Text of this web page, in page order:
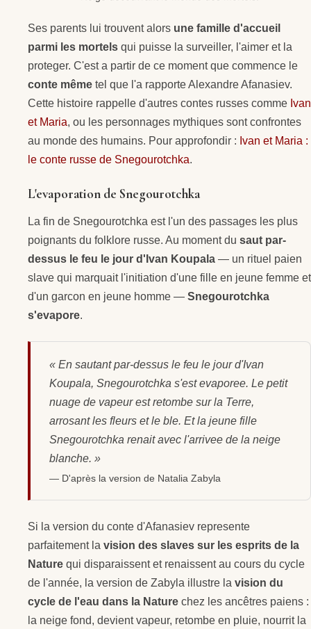
Ses parents lui trouvent alors une famille d'accueil
parmi les mortels qui puisse la surveiller, l'aimer et la
proteger. C'est a partir de ce moment que commence le
conte même tel que l'a rapporte Alexandre Afanasiev.
Cette histoire rappelle d'autres contes russes comme Ivan
et Maria, ou les personnages mythiques sont confrontes
au monde des humains. Pour approfondir : Ivan et Maria :
le conte russe de Snegourotchka.
L'evaporation de Snegourotchka
La fin de Snegourotchka est l'un des passages les plus
poignants du folklore russe. Au moment du saut par-
dessus le feu le jour d'Ivan Koupala — un rituel paien
slave qui marquait l'initiation d'une fille en jeune femme et
d'un garcon en jeune homme — Snegourotchka
s'evapore.
« En sautant par-dessus le feu le jour d'Ivan
Koupala, Snegourotchka s'est evaporee. Le petit
nuage de vapeur est retombe sur la Terre,
arrosant les fleurs et le ble. Et la jeune fille
Snegourotchka renait avec l'arrivee de la neige
blanche. »
— D'après la version de Natalia Zabyla
Si la version du conte d'Afanasiev represente
parfaitement la vision des slaves sur les esprits de la
Nature qui disparaissent et renaissent au cours du cycle
de l'année, la version de Zabyla illustre la vision du
cycle de l'eau dans la Nature chez les ancêtres paiens :
la neige fond, devient vapeur, retombe en pluie, nourrit la